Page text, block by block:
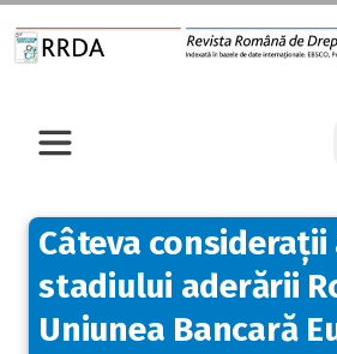
Câteva considerații
stadiului aderării
Uniunea Bancară